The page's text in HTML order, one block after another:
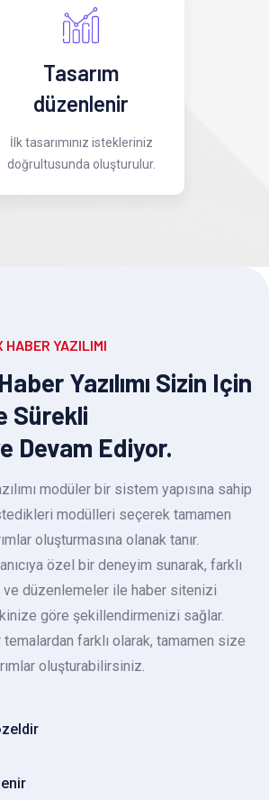
Tasarım
düzenlenir
İlk tasarımınız istekleriniz
doğrultusunda oluşturulur.
HABER YAZILIMI
Yazılımı Sizin Için
Sürekli
Devam Ediyor.
modüler bir sistem yapısına sahip
modülleri seçerek tamamen
oluşturmasına olanak tanır.
özel bir deneyim sunarak, farklı
ve düzenlemeler ile haber sitenizi
göre şekillendirmenizi sağlar.
temalardan farklı olarak, tamamen size
oluşturabilirsiniz.